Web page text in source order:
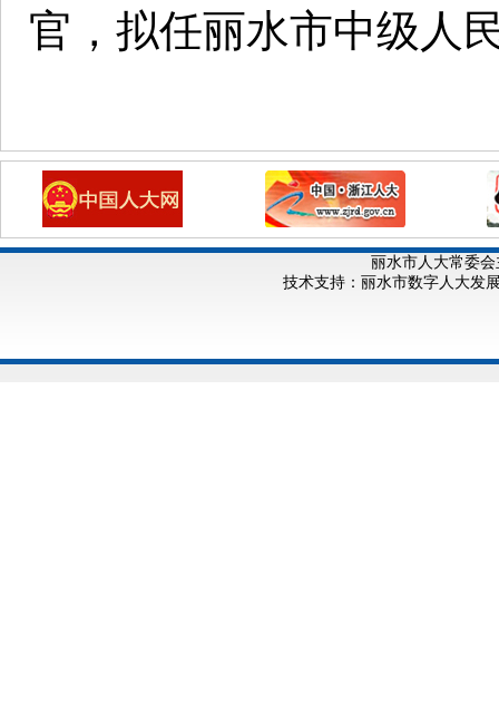
官，拟任丽水市中级人
丽水市人大常委会
技术支持：丽水市数字人大发